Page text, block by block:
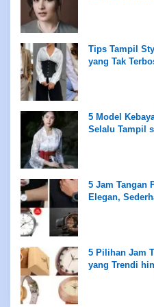
Tips Tampil
yang Tak
5 Model
Selalu Tampil
5 Jam Tangan
Elegan,
5 Pilihan Jam
yang Trendi